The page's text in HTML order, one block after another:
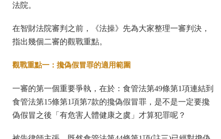
法院。
在智財法院審判之前，《法操》先為大家整理一審判決，
指出幾個二審的觀戰重點。
觀戰重點一：攙偽假冒罪的適用範圍
一審的第一個重要爭執，在於：食管法第49條第1項連結到
食管法第15條第1項第7款的攙偽假冒罪，是不是一定要攙
偽假冒之後「有危害人體健康之虞」才算犯罪呢？